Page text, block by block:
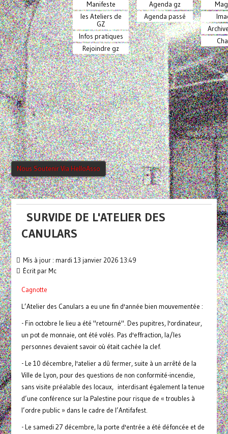
Manifeste
les Ateliers de
GZ
Infos pratiques
Rejoindre gz
Agenda gz
Agenda passé
Nous Soutenir Via HelloAsso
SURVIDE DE L'ATELIER DES
CANULARS
Mis à jour : mardi 13 janvier 2026 13:49
Écrit par Mc
Cagnotte
L’Atelier des Canulars a eu une fin d'année bien mouvementée :
- Fin octobre le lieu a été "retourné". Des pupitres, l'ordinateur,
un pot de monnaie, ont été volés. Pas d'effraction, la/les
personnes devaient savoir où était cachée la clef.
- Le 10 décembre, l'atelier a dû fermer, suite à un arrêté de la
Ville de Lyon, pour des questions de non conformité-incendie,
sans visite préalable des locaux, interdisant également la tenue
d’une conférence sur la Palestine pour risque de « troubles à
l’ordre public » dans le cadre de l’Antifafest.
- Le samedi 27 décembre, la porte d'entrée a été défoncée et de